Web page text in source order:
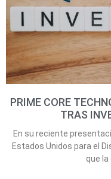
PRIME CORE
TRAS
En su reciente
Estados Unidos para el
que